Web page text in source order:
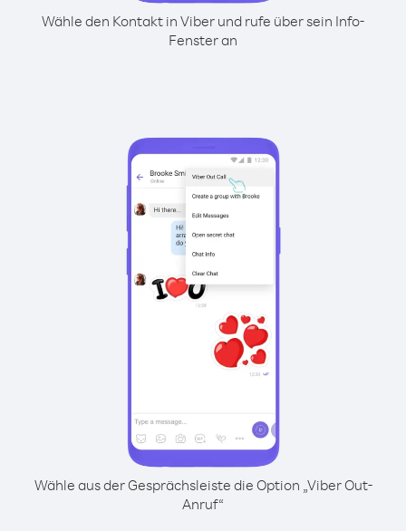
Wähle den Kontakt in Viber und rufe über sein Info-
Fenster an
Wähle aus der Gesprächsleiste die Option „Viber Out-
Anruf“